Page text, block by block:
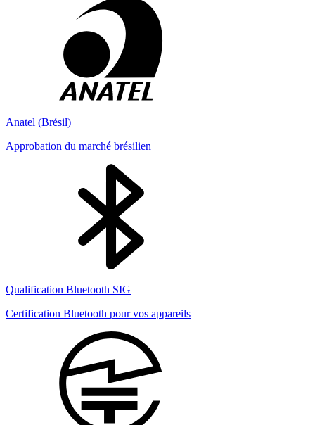
Anatel (Brésil)
Approbation du marché brésilien
Qualification Bluetooth SIG
Certification Bluetooth pour vos appareils